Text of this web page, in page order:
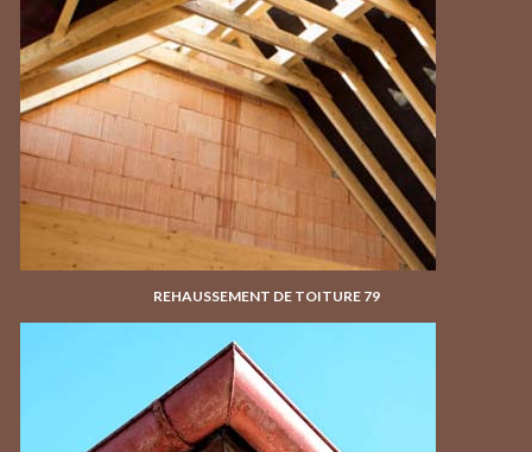
REHAUSSEMENT DE TOITURE 79